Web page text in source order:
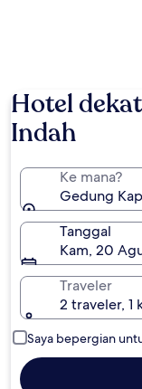
Hotel
Indah
Ke mana?
Gedung
Tanggal
Kam, 20
Traveler
2 traveler, 1
Saya bepergian